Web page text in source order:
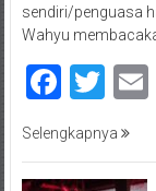
sendiri/penguasa
Wahyu
Selengkapnya